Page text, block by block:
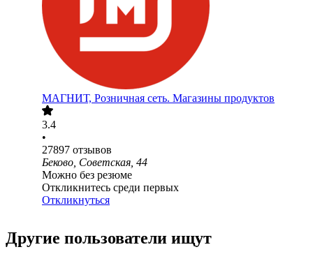
МАГНИТ, Розничная сеть. Магазины продуктов
3.4
•
27897 отзывов
Беково, Советская, 44
Можно без резюме
Откликнитесь среди первых
Откликнуться
Другие пользователи ищут